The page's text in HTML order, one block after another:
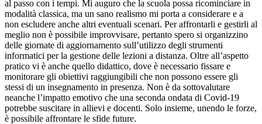
al passo con i tempi. Mi auguro che la scuola possa ricominciare in
modalità classica, ma un sano realismo mi porta a considerare e a
non escludere anche altri eventuali scenari. Per affrontarli e gestirli al
meglio non è possibile improvvisare, pertanto spero si organizzino
delle giornate di aggiornamento sull’utilizzo degli strumenti
informatici per la gestione delle lezioni a distanza. Oltre all’aspetto
pratico vi è anche quello didattico, dove è necessario fissare e
monitorare gli obiettivi raggiungibili che non possono essere gli
stessi di un insegnamento in presenza. Non è da sottovalutare
neanche l’impatto emotivo che una seconda ondata di Covid-19
potrebbe suscitare in allievi e docenti. Solo insieme, unendo le forze,
è possibile affrontare le sfide future.